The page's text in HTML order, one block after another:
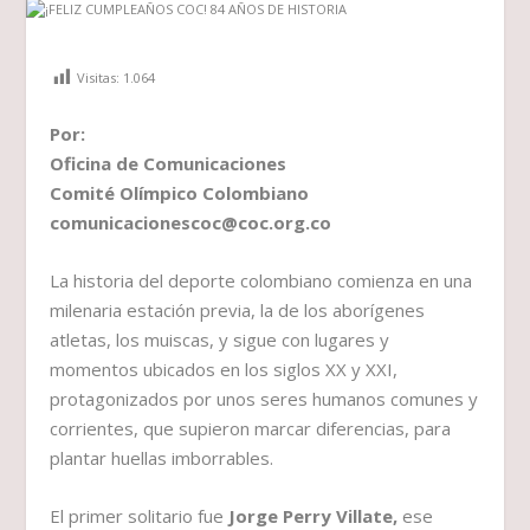
Visitas: 1.064
Por:
Oficina de Comunicaciones
Comité Olímpico Colombiano
comunicacionescoc@coc.org.co
La historia del deporte colombiano comienza en una
milenaria estación previa, la de los aborígenes
atletas, los muiscas, y sigue con lugares y
momentos ubicados en los siglos XX y XXI,
protagonizados por unos seres humanos comunes y
corrientes, que supieron marcar diferencias, para
plantar huellas imborrables.
El primer solitario fue Jorge Perry Villate, ese